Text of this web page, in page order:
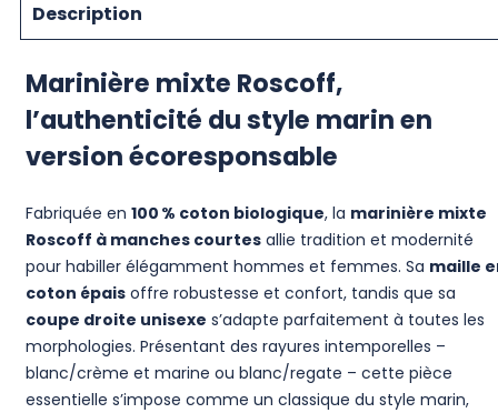
Description
Marinière mixte Roscoff,
l’authenticité du style marin en
version écoresponsable
Fabriquée en 100 % coton biologique, la marinière mixte
Roscoff à manches courtesallie tradition et modernité
pour habiller élégamment hommes et femmes. Sa maille
coton épaisoffre robustesse et confort, tandis que sa
coupe droite unisexe s’adapte parfaitement à toutes les
morphologies. Présentant des rayures intemporelles –
blanc/crème et marine ou blanc/regate – cette pièce
essentielle s’impose comme un classique du style marin,